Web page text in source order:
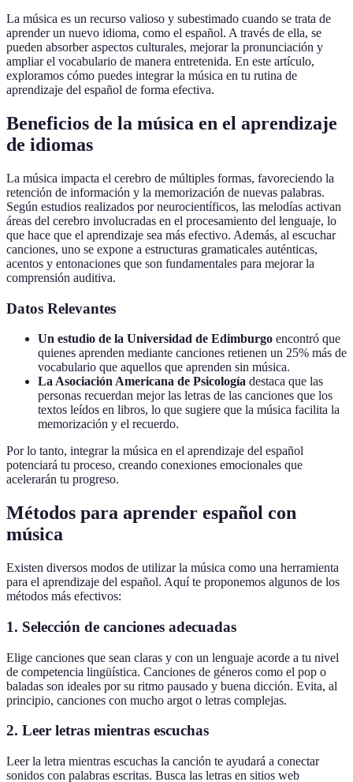
La música es un recurso valioso y subestimado cuando se trata de
aprender un nuevo idioma, como el español. A través de ella, se
pueden absorber aspectos culturales, mejorar la pronunciación y
ampliar el vocabulario de manera entretenida. En este artículo,
exploramos cómo puedes integrar la música en tu rutina de
aprendizaje del español de forma efectiva.
Beneficios de la música en el aprendizaje
de idiomas
La música impacta el cerebro de múltiples formas, favoreciendo la
retención de información y la memorización de nuevas palabras.
Según estudios realizados por neurocientíficos, las melodías activan
áreas del cerebro involucradas en el procesamiento del lenguaje, lo
que hace que el aprendizaje sea más efectivo. Además, al escuchar
canciones, uno se expone a estructuras gramaticales auténticas,
acentos y entonaciones que son fundamentales para mejorar la
comprensión auditiva.
Datos Relevantes
Un estudio de la Universidad de Edimburgo encontró que
quienes aprenden mediante canciones retienen un 25% más de
vocabulario que aquellos que aprenden sin música.
La Asociación Americana de Psicología destaca que las
personas recuerdan mejor las letras de las canciones que los
textos leídos en libros, lo que sugiere que la música facilita la
memorización y el recuerdo.
Por lo tanto, integrar la música en el aprendizaje del español
potenciará tu proceso, creando conexiones emocionales que
acelerarán tu progreso.
Métodos para aprender español con
música
Existen diversos modos de utilizar la música como una herramienta
para el aprendizaje del español. Aquí te proponemos algunos de los
métodos más efectivos:
1. Selección de canciones adecuadas
Elige canciones que sean claras y con un lenguaje acorde a tu nivel
de competencia lingüística. Canciones de géneros como el pop o
baladas son ideales por su ritmo pausado y buena dicción. Evita, al
principio, canciones con mucho argot o letras complejas.
2. Leer letras mientras escuchas
Leer la letra mientras escuchas la canción te ayudará a conectar
sonidos con palabras escritas. Busca las letras en sitios web